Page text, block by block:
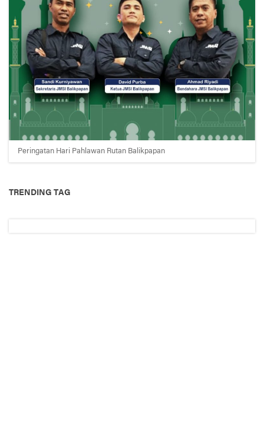
Peringatan Hari Pahlawan Rutan Balikpapan
TRENDING TAG